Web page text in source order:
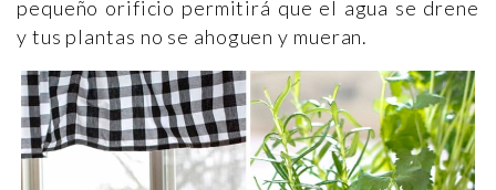
pequeño orificio permitirá que el agua se drene
y tus plantas no se ahoguen y mueran.